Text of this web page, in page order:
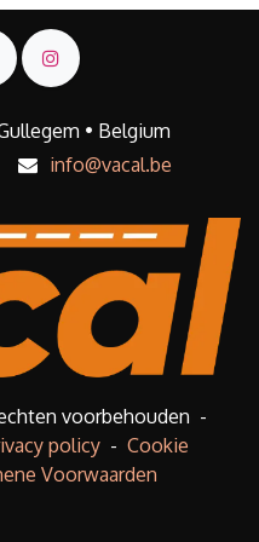
• Belgium
info@vacal.be
voorbehouden -
policy - Cookie
Voorwaarden